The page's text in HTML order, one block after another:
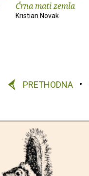
Črna mati zemla
Kristian Novak
PRETHODNA